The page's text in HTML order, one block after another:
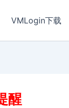
VMLogin下载
醒